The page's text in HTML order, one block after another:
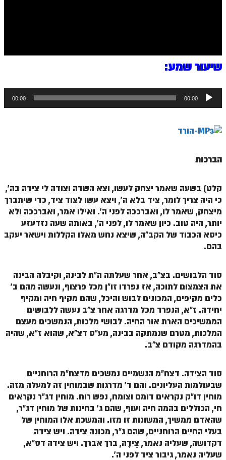
ספר הזוהר לך לך מתחילים
ספר הזוהר וירא מתחילים
ספר הזוהר חיי שרה מתקדמים
ספר הזוהר תולדות מתחילים
ספר הזוהר תולדות מתקדמים
ספר הזוהר ויצא מתחילים
ספר הזוהר וישלח מתחילים
הזוהר הקדוש וישלח מתקדמים
הזוהר הקדוש וישב מתחילים
הזוהר הקדוש וישב מתקדמים
הזוהר הקדוש מקץ מתקדמים
הזוהר הקדוש ויגש מתחילים
הזוהר הקדוש ויגש מתקדמים
הזוהר הקדוש ויחי מתחילים
הזוהר הקדוש ויחי מתקדמים
שיעור שמע:
אודיו
00:00
00:00
הברכות
קלט) בשעה שאמר יצחק לעשו, וצא השדה וצודה לי צידה בה',
כי היה צריך לומר, ציד בלא ה', ויצא עשו לצוד ציד, כדי שיתברך
מיצחק, שאמר לו, ואברככה לפני ה'. ואילו אמר, ואברככה ולא
יותר, היה טוב. כיון שאמר לו, לפני ה', באותה שעה נזדעזע
כיסא הכבוד של הקב"ה, שיצא נחש מאלו הקללות וישאר יעקב
בהם.
סוד הלבושים. בצ"ב, אחר שעלתה ה"ת לבינה, וקיבלה הבינה
את הצמצום לתוכה, אז נפרדו זו"ן מכל פרצוף, ונעשה מהם ב'
כלים מקיפים, המכונים לבוש והיכל, שהם מקיף חיה ומקיף
יחידה. ז"א, הנפרד מכל מדרגה אחר צ"ב נעשה ללבושים
הממשיכים הארת אור החיה. לבושי מלכות, הנמשכים מעצם
המלכות, מטרם שנמתקה בבינה, מע"ס דצ"א, שהוא ז"א, שהיה
בהמדרגה מקודם צ"ב.
סוד הצידה. דצח"מ הגשמיים נמשכים מדצח"מ הרוחניים
שבעולמות העליונים. והם ד' מדרגות שבמוחין זה למעלה מזה.
מוחין דו"ק נקראים דומם וצומח, נפש רוח. מוחין דג"ר נקראים
חי, הכוללים בהמה חיה ועוף, שהם ג' בחינות של מוחין דג"ר,
שהאדם ממשיך, המשונות זו מזו. והמשכת אלו המוחין של
בעלי החיים הרוחניים, שהם ג"ר, מכונה צידה. ויש צידה
דקדושה, שעליה נאמר, צֵידָהּ, ברך אברך. ויש צידה דס"א,
שעליה נאמר, גיבור ציד לפני ה'.